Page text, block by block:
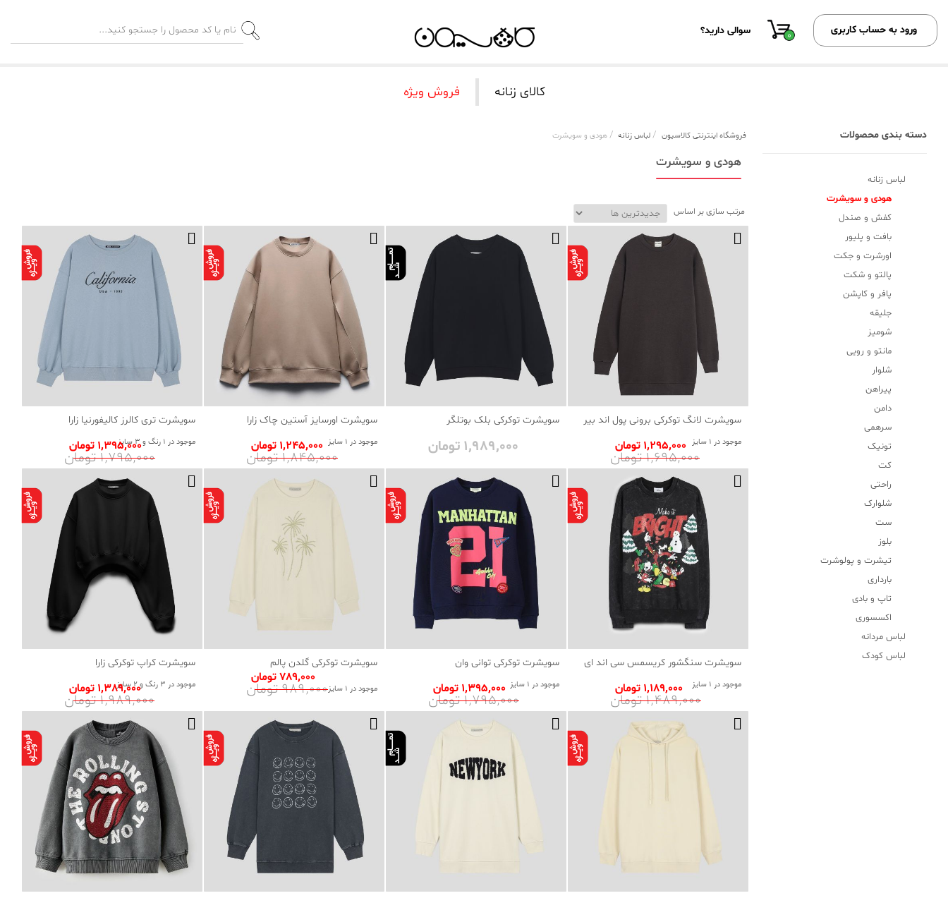
ورود به حساب کاربری 0 سوالی دارید؟
کالای زنانه فروش ویژه
دسته بندی محصولات
لباس زنانه
هودی و سویشرت
کفش و صندل
بافت و پلیور
اورشرت و جکت
پالتو و شکت
پافر و کاپشن
جلیقه
شومیز
مانتو و رویی
شلوار
پیراهن
دامن
سرهمی
تونیک
کت
راحتی
شلوارک
ست
بلوز
تیشرت و پولوشرت
بارداری
تاپ و بادی
اکسسوری
لباس مردانه
لباس کودک
فروشگاه اینترنتی کالاسیون / لباس زنانه / هودی و سویشرت
هودی و سویشرت
مرتب سازی بر اساس
سویشرت لانگ توکرکی برونی پول اند بیر
موجود در 1 سایز
1٬695٬000 تومان
1٬295٬000 تومان
سویشرت توکرکی بلک بوتلگر
1٬989٬000 تومان
سویشرت اورسایز آستین چاک زارا
موجود در 1 سایز
1٬845٬000 تومان
1٬245٬000 تومان
سویشرت تری کالرز کالیفورنیا زارا
موجود در 1 رنگ و 3 سایز
1٬795٬000 تومان
1٬395٬000 تومان
سویشرت سنگشور کریسمس سی اند ای
موجود در 1 سایز
1٬489٬000 تومان
1٬189٬000 تومان
سویشرت توکرکی توانی وان
موجود در 1 سایز
1٬795٬000 تومان
1٬395٬000 تومان
سویشرت توکرکی گلدن پالم
موجود در 1 سایز 989٬000 تومان
789٬000 تومان
سویشرت کراپ توکرکی زارا
موجود در 3 رنگ و 2 سایز
1٬989٬000 تومان
1٬389٬000 تومان